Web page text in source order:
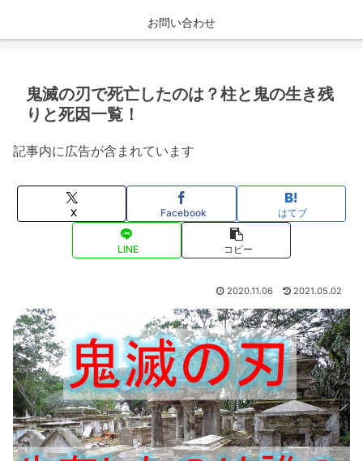
お問い合わせ
鬼滅の刃で死亡したのは？柱と鬼の生き残
りと死因一覧！
記事内に広告が含まれています
X Facebook はてブ
LINE コピー
2020.11.06 2021.05.02